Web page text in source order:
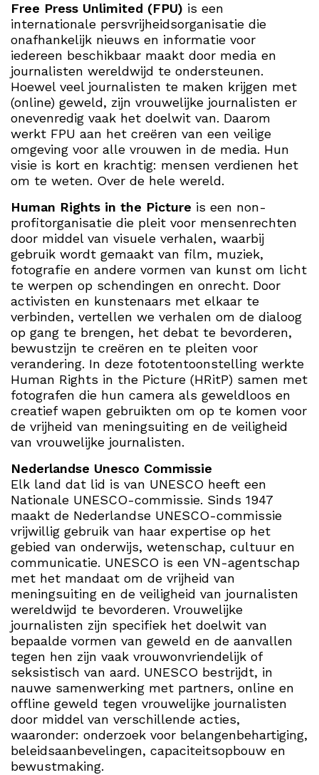
Free Press Unlimited (FPU) is een
internationale persvrijheidsorganisatie die
onafhankelijk nieuws en informatie voor
iedereen beschikbaar maakt door media en
journalisten wereldwijd te ondersteunen.
Hoewel veel journalisten te maken krijgen met
(online) geweld, zijn vrouwelijke journalisten er
onevenredig vaak het doelwit van. Daarom
werkt FPU aan het creëren van een veilige
omgeving voor alle vrouwen in de media. Hun
visie is kort en krachtig: mensen verdienen het
om te weten. Over de hele wereld.
Human Rights in the Picture is een non-
profitorganisatie die pleit voor mensenrechten
door middel van visuele verhalen, waarbij
gebruik wordt gemaakt van film, muziek,
fotografie en andere vormen van kunst om licht
te werpen op schendingen en onrecht. Door
activisten en kunstenaars met elkaar te
verbinden, vertellen we verhalen om de dialoog
op gang te brengen, het debat te bevorderen,
bewustzijn te creëren en te pleiten voor
verandering. In deze fototentoonstelling werkte
Human Rights in the Picture (HRitP) samen met
fotografen die hun camera als geweldloos en
creatief wapen gebruikten om op te komen voor
de vrijheid van meningsuiting en de veiligheid
van vrouwelijke journalisten.
Nederlandse Unesco Commissie
Elk land dat lid is van UNESCO heeft een
Nationale UNESCO-commissie. Sinds 1947
maakt de Nederlandse UNESCO-commissie
vrijwillig gebruik van haar expertise op het
gebied van onderwijs, wetenschap, cultuur en
communicatie. UNESCO is een VN-agentschap
met het mandaat om de vrijheid van
meningsuiting en de veiligheid van journalisten
wereldwijd te bevorderen. Vrouwelijke
journalisten zijn specifiek het doelwit van
bepaalde vormen van geweld en de aanvallen
tegen hen zijn vaak vrouwonvriendelijk of
seksistisch van aard. UNESCO bestrijdt, in
nauwe samenwerking met partners, online en
offline geweld tegen vrouwelijke journalisten
door middel van verschillende acties,
waaronder: onderzoek voor belangenbehartiging,
beleidsaanbevelingen, capaciteitsopbouw en
bewustmaking.